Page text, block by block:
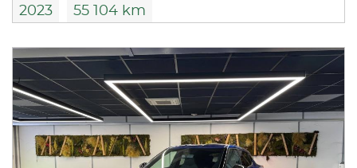
2023 55 104 km